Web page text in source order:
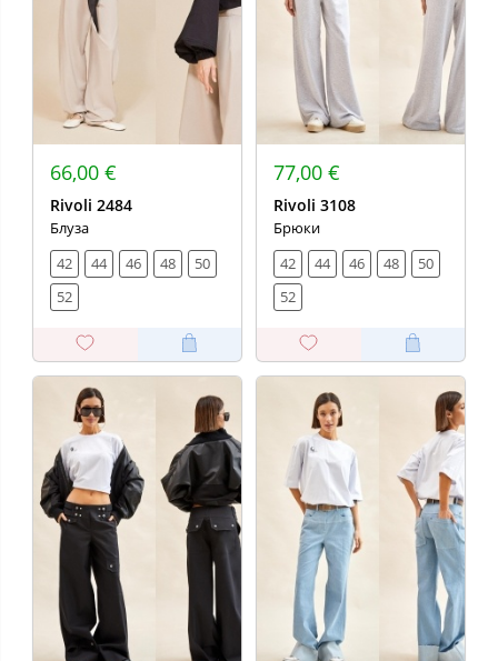
66,00 €
Rivoli 2484
Блуза
42
44 46 48
50
52
77,00 €
Rivoli 3108
Брюки
42
44 46 48
50
52